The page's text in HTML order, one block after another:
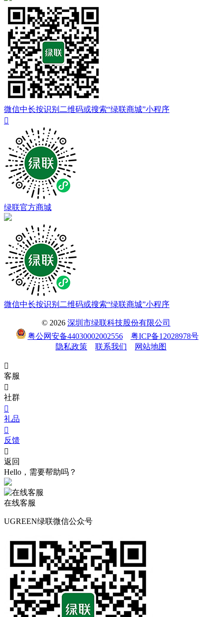
微信中长按识别二维码或搜索“绿联商城”小程序

绿联官方商城
微信中长按识别二维码或搜索“绿联商城”小程序
© 2026 深圳市绿联科技股份有限公司
粤公网安备44030002002556
粤ICP备12028978号
隐私政策
联系我们 网站地图

客服

社群

礼品

反馈

返回
Hello，需要帮助吗？
在线客服
UGREEN绿联微信公众号